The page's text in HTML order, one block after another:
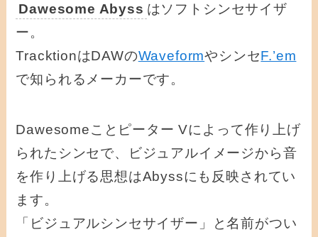
Dawesome Abyss はソフトシンセサイザ
ー。
TracktionはDAWのWaveformやシンセF.’em
で知られるメーカーです。
Dawesomeことピーター Vによって作り上げ
られたシンセで、ビジュアルイメージから音
を作り上げる思想はAbyssにも反映されてい
ます。
「ビジュアルシンセサイザー」と名前がつい